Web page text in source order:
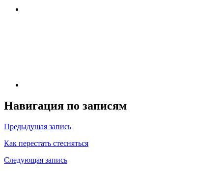
Навигация по записям
Предыдущая запись
Как перестать стесняться
Следующая запись